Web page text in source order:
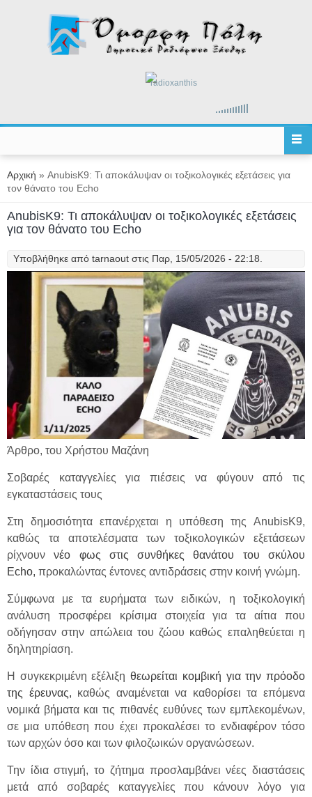
radioxanthis
Είστε εδώ
Αρχική » AnubisK9: Τι αποκάλυψαν οι τοξικολογικές εξετάσεις για
τον θάνατο του Echo
AnubisK9: Τι αποκάλυψαν οι τοξικολογικές εξετάσεις
για τον θάνατο του Echo
Υποβλήθηκε από tarnaout στις Παρ, 15/05/2026 - 22:18.
Άρθρο, του Χρήστου Μαζάνη
Σοβαρές καταγγελίες για πιέσεις να φύγουν από τις
εγκαταστάσεις τους
Στη δημοσιότητα επανέρχεται η υπόθεση της AnubisK9,
καθώς τα αποτελέσματα των τοξικολογικών εξετάσεων
ρίχνουννέο φως στις συνθήκες θανάτου του σκύλου
Echo, προκαλώντας έντονες αντιδράσεις στην κοινή γνώμη.
Σύμφωνα με τα ευρήματα των ειδικών, η τοξικολογική
ανάλυση προσφέρει κρίσιμα στοιχεία για τα αίτια που
οδήγησαν στην απώλεια του ζώου καθώς επαληθεύεται η
δηλητηρίαση.
Η συγκεκριμένη εξέλιξη θεωρείται κομβική για την πρόοδο
της έρευνας, καθώς αναμένεται να καθορίσει τα επόμενα
νομικά βήματα και τις πιθανές ευθύνες των εμπλεκομένων,
σε μια υπόθεση που έχει προκαλέσει το ενδιαφέρον τόσο
των αρχών όσο και των φιλοζωικών οργανώσεων.
Την ίδια στιγμή, το ζήτημα προσλαμβάνει νέες διαστάσεις
μετά από σοβαρές καταγγελίες που κάνουν λόγο για